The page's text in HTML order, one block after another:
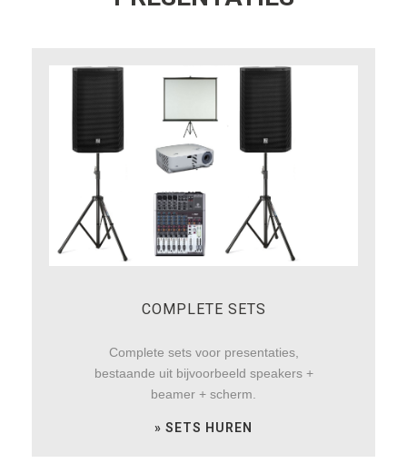
COMPLETE SETS
Complete sets voor presentaties,
bestaande uit bijvoorbeeld speakers +
beamer + scherm.
» SETS HUREN